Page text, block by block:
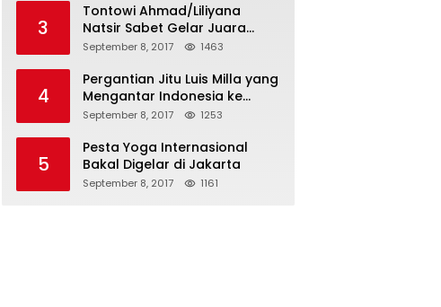
3
Tontowi Ahmad/Liliyana
Natsir Sabet Gelar Juara
Dunia Kedua
September 8, 2017 1463
4
Pergantian Jitu Luis Milla yang
Mengantar Indonesia ke
Semifinal
September 8, 2017 1253
5
Pesta Yoga Internasional
Bakal Digelar di Jakarta
September 8, 2017 1161